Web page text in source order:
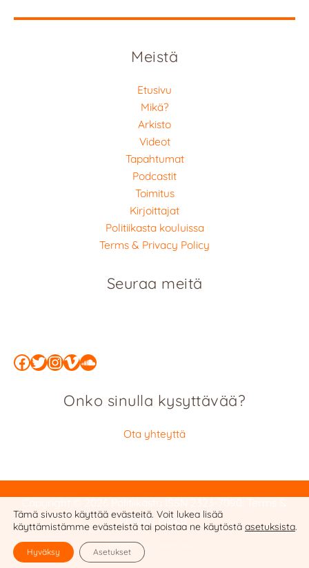
Meistä
Etusivu
Mikä?
Arkisto
Videot
Tapahtumat
Podcastit
Toimitus
Kirjoittajat
Politiikasta kouluissa
Terms & Privacy Policy
Seuraa meitä
Facebook
Twitter
Instagram
Vimeo
SoundCloud
Onko sinulla kysyttävää?
Ota yhteyttä
Privacy Policy
Website by Cobalt Studio
Tämä sivusto käyttää evästeitä. Voit lukea lisää
käyttämistämme evästeistä tai poistaa ne käytöstä asetuksista.
Hyväksy Asetukset